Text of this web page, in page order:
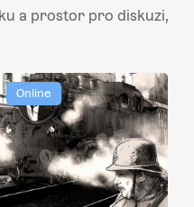
a prostor pro diskuzi,
Online